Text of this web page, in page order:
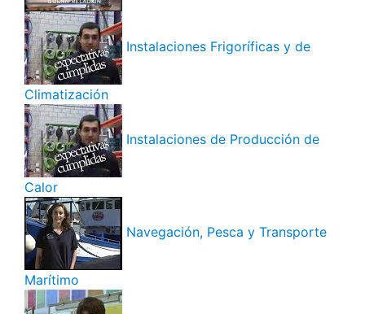
Instalaciones Frigoríficas y de
Climatización
Instalaciones de Producción de
Calor
Navegación, Pesca y Transporte
Marítimo